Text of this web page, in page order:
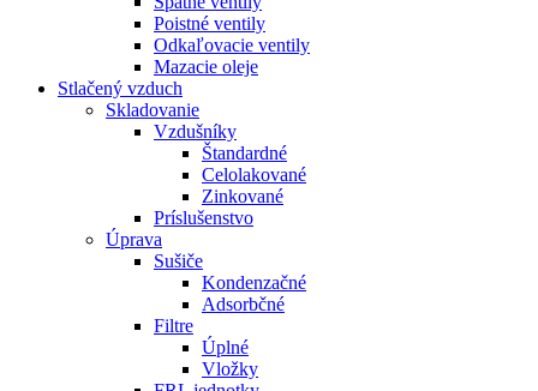
Poistné ventily
Odkaľovacie ventily
Mazacie oleje
Stlačený vzduch
Skladovanie
Vzdušníky
Štandardné
Celolakované
Zinkované
Príslušenstvo
Úprava
Sušiče
Kondenzačné
Adsorbčné
Filtre
Úplné
Vložky